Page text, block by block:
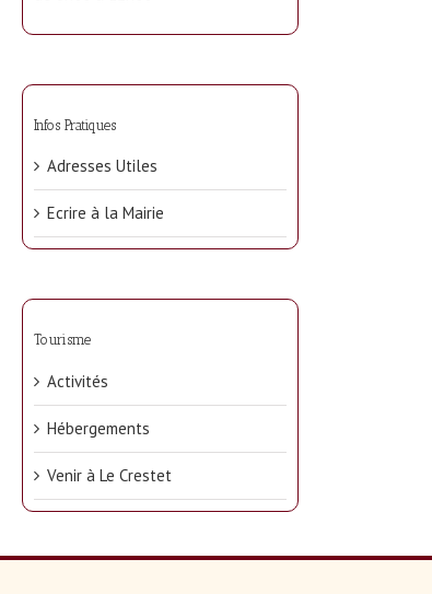
Infos Pratiques
Adresses Utiles
Ecrire à la Mairie
Tourisme
Activités
Hébergements
Venir à Le Crestet